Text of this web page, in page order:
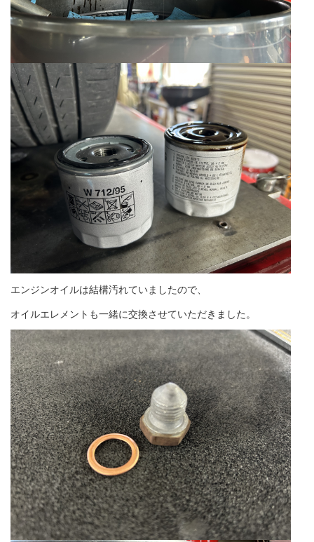
エンジンオイルは結構汚れていましたので、
オイルエレメントも一緒に交換させていただきました。